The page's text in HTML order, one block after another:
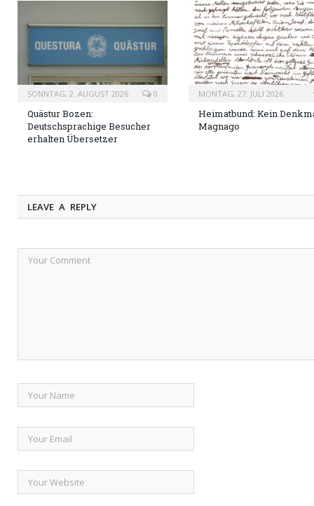
SONNTAG, 2. AUGUST 2026 0
Quästur Bozen:
Deutschsprachige Besucher
erhalten Übersetzer
MONTAG, 27. JULI 2026
Heimatbund: Kein
Magnago
LEAVE A REPLY